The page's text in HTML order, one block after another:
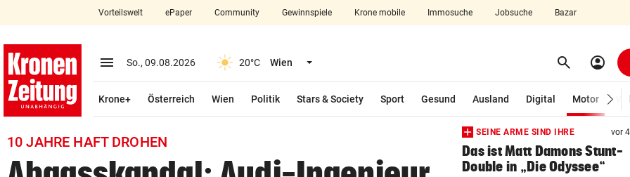
closeSchließen
account_circle Anmelden
arrow_right
pin_drop
Vorteilswelt ePaper Community Gewinnspiele Krone mobile Immosuche Jobsuche Bazar
menu Menü aufklappen
So., 09.08.2026 20°C Wien Menü aufklappen search Suchen
account_circle
Krone+ Österreich Wien Politik Stars & Society Sport Gesund Ausland Digital Motor
10 JAHRE HAFT DROHEN
SEINE ARME SIND IHRE vor
Das ist Matt Damons Stunt-
Double in „Die Odyssee“